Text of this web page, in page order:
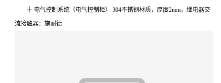
十 电气控制系统（电气控制柜） 304不锈钢材质，厚度2mm，继电器交
流接触器：施耐德